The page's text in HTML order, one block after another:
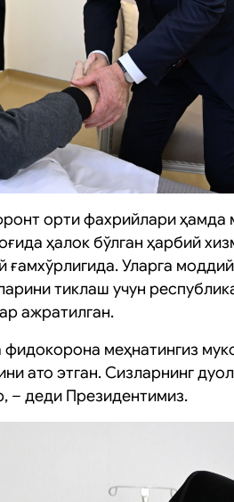
орти фахрийлари ҳамда
ҳалок бўлган ҳарбий
Уларга
тиклаш учун
ажратилган.
фидокорона меҳнатингиз
ато этган. Сизларнинг
– деди Президентимиз.